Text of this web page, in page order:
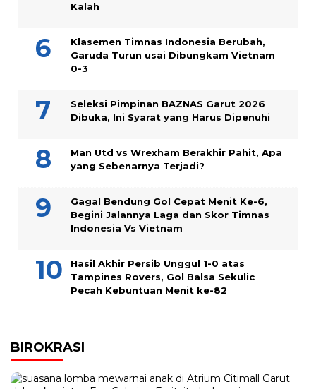
Kalah
Klasemen Timnas Indonesia Berubah,
Garuda Turun usai Dibungkam Vietnam
0-3
Seleksi Pimpinan BAZNAS Garut 2026
Dibuka, Ini Syarat yang Harus Dipenuhi
Man Utd vs Wrexham Berakhir Pahit, Apa
yang Sebenarnya Terjadi?
Gagal Bendung Gol Cepat Menit Ke-6,
Begini Jalannya Laga dan Skor Timnas
Indonesia Vs Vietnam
Hasil Akhir Persib Unggul 1-0 atas
Tampines Rovers, Gol Balsa Sekulic
Pecah Kebuntuan Menit ke-82
BIROKRASI